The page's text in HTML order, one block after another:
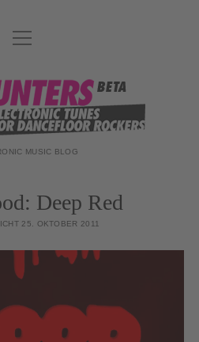
DJ-TEAM
ABOUT
Menü
öffnen
MUSIC BLOG
Deep Red
25. OKTOBER 2011